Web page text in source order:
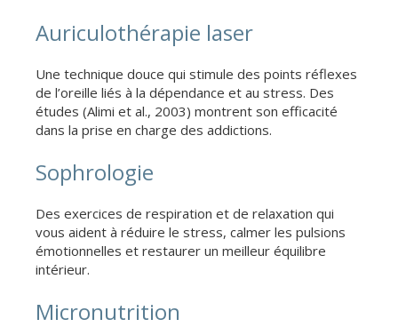
Auriculothérapie laser
Une technique douce qui stimule des points réflexes
de l’oreille liés à la dépendance et au stress. Des
études (Alimi et al., 2003) montrent son efficacité
dans la prise en charge des addictions.
Sophrologie
Des exercices de respiration et de relaxation qui
vous aident à réduire le stress, calmer les pulsions
émotionnelles et restaurer un meilleur équilibre
intérieur.
Micronutrition